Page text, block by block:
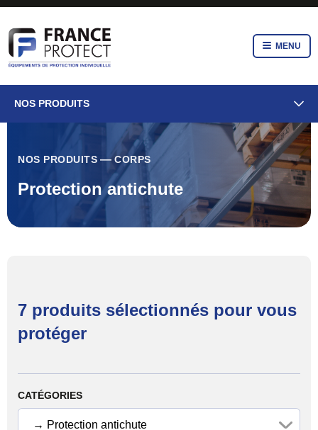
MENU
NOS PRODUITS
NOS PRODUITS CORPS
Protection antichute
7 produits sélectionnés pour vous
protéger
Filtrer les produits
CATÉGORIES